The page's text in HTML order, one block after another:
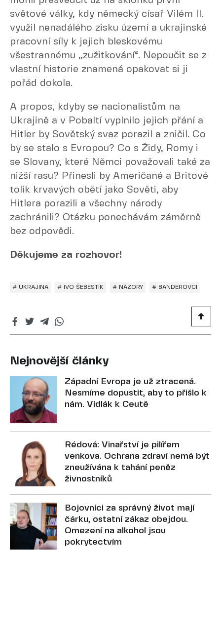
světové války, kdy německý císař Vilém II.
využil nenadálého zisku území a ukrajinské
pracovní síly k jejich bleskovému
všestrannému „zužitkování“. Nepoučit se z
vlastní historie znamená opakovat si ji
pořád dokola.
A propos, kdyby se nacionalistům na
Ukrajině a v Pobaltí vyplnilo jejich přání a
Hitler by Sovětský svaz porazil a zničil. Co
by se stalo s Evropou? Co s Židy, Romy i
se Slovany, které Němci považovali také za
nižší rasu? Přinesli by Američané a Britové
tolik krvavých obětí jako Sověti, aby
Hitlera porazili a všechny národy
zachránili? Otázku ponechávám záměrně
bez odpovědi.
Děkujeme za rozhovor!
# UKRAJINA # IVO ŠEBESTÍK # NÁZORY # BANDEROVCI
Nejnovější články
Západní Evropa je už ztracená.
Nesmíme dopustit, aby to přišlo k
nám. Vidlák k Ceutě
Rédová: Vinařství je pilířem
venkova. Ochrana zdraví nemá být
zneužívána k tahání peněz
živnostníků
Bojovníci za správný život mají
čárku, ostatní zákaz obejdou.
Omezení na alkohol jsou
pokrytectvím